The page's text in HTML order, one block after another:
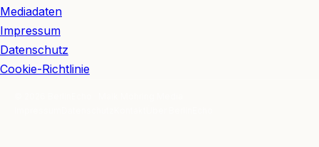
Mediadaten
Impressum
Datenschutz
Cookie-Richtlinie